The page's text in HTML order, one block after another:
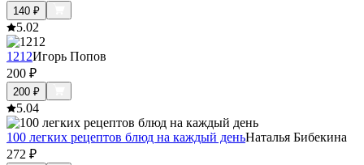
140 ₽
5.02
1212Игорь Попов
200 ₽
200 ₽
5.04
100 легких рецептов блюд на каждый деньНаталья Бибекина
272 ₽